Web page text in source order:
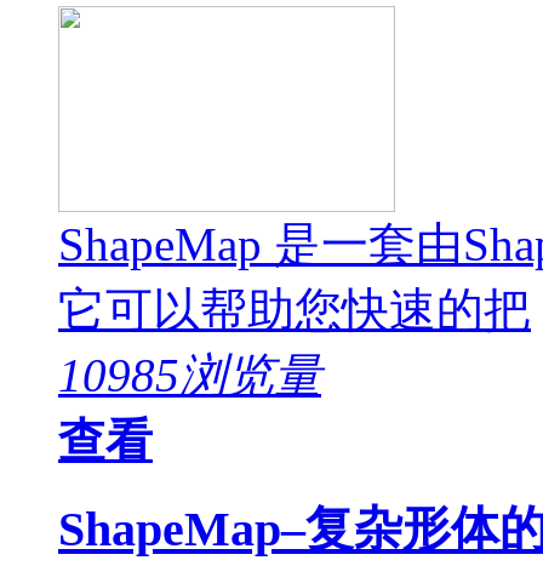
ShapeMap 是一套由
它可以帮助您快速的把
10985浏览量
查看
ShapeMap–复杂形体